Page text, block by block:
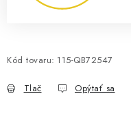
Kód tovaru: 115-QB72547
Tlač Opýtať sa